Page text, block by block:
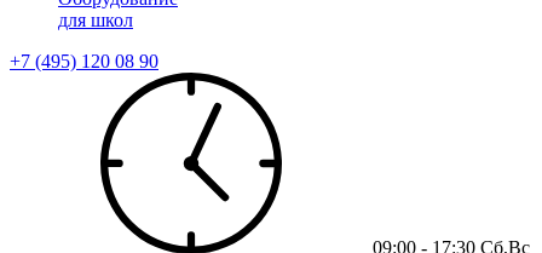
для школ
+7 (495) 120 08 90
09:00 - 17:30 Сб,Вс